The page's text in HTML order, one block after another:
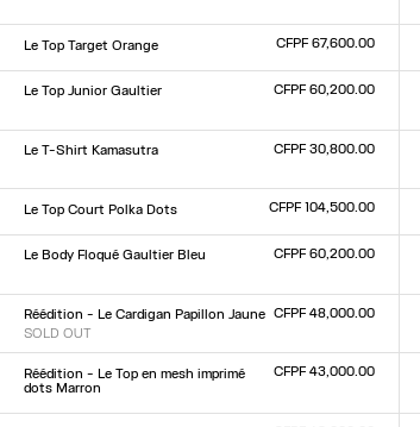
XXSXSSMLXLXXL
Le Top Target Orange
XXS
S L XLXXL
CFPF 67,600.00
Le Top Junior Gaultier
XXSXSSMLXLXXL
CFPF 60,200.00
Le T-Shirt Kamasutra
XXSXSSMLXLXXL
CFPF 30,800.00
Le Top Court Polka Dots
34
36 38 40 44
CFPF 104,500.00
Le Body Floqué Gaultier Bleu
XXSXSSMLXLXXL
CFPF 60,200.00
Réédition - Le Cardigan Papillon Jaune
SOLD OUT
XXS XS XL XXL
CFPF 48,000.00
Réédition - Le Top en mesh imprimé
dots Marron
CFPF 43,000.00